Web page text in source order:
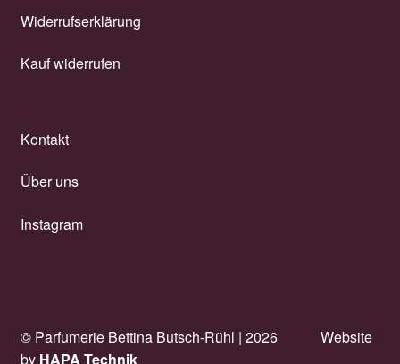
Xerjoff
Zarkoperfume
Neuigkeiten
Widerrufserklärung
Kauf widerrufen
Kontakt
Über uns
Instagram
© Parfumerie Bettina Butsch-Rühl | 2026
Website
by HAPA Technik